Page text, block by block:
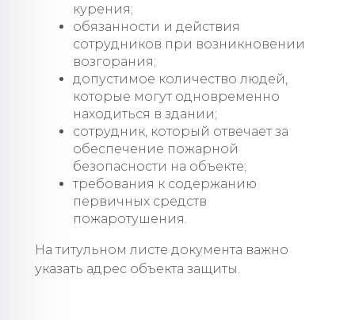
курения;
обязанности и действия
сотрудников при возникновении
возгорания;
допустимое количество людей,
которые могут одновременно
находиться в здании;
сотрудник, который отвечает за
обеспечение пожарной
безопасности на объекте;
требования к содержанию
первичных средств
пожаротушения.
На титульном листе документа важно
указать адрес объекта защиты.